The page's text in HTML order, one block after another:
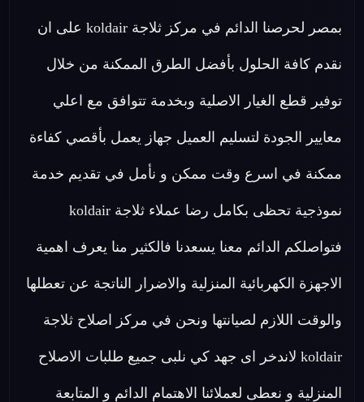
بمصر لحرصنا الدائم في مركز ثلاجة koldair على ان
نقدم كافة الحلول بأفضل الطرق الممكنة من خلال
توفير قطع الغيار الاصلية وبخدمة تتوافق مع اعلي
معايير الجودة لتسليم العميل جهاز يعمل بأقصي كفاءة
ممكنة في اسرع وقت ممكن و نأمل في تقديم خدمة
نموذجية تحظى بكامل رضا عملاء ثلاجة koldair
فتواصلكم الدائم معنا يسعدنا فالكثير منا يعرف اهمية
الاجهزة الكهربائية المنزلية والاضرار الناتجة عن تعطلها
والوقت اللازم لصيانتها ونحن في مركز اصلاح ثلاجة
koldair لاندخر اى جهد كي نلبى جميع طلبات الاصلاح
المنزلية و نعطى لعملائنا الاهتمام الدائم و المتابعة